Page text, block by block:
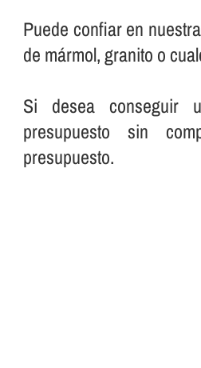
Puede confiar en
de mármol, granito o
Si desea conseguir
presupuesto sin
presupuesto.